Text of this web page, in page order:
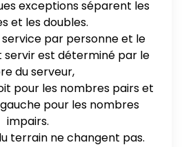
exceptions séparent les
et les doubles.
service par personne et le
servir est déterminé par le
du serveur,
pour les nombres pairs et
pour les nombres
impairs.
terrain ne changent pas.